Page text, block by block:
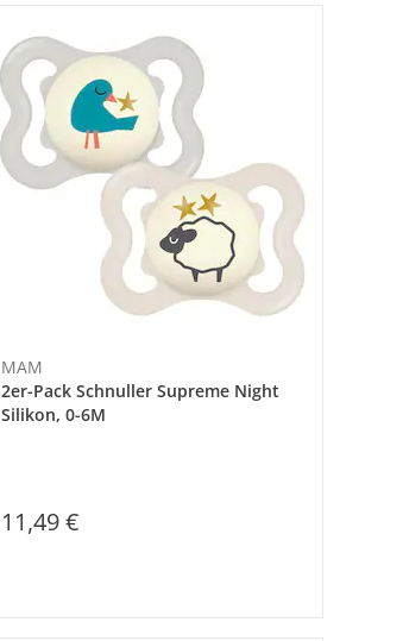
MAM
2er-Pack Schnuller Supreme Night
Silikon, 0-6M
11,49 €